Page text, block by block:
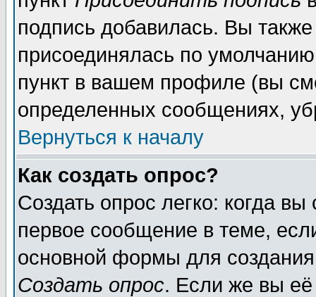
подпись добавилась. Вы
присоединялась по
пункт в вашем профиле (вы
определенных сообщениях,
Вернуться к началу
Как создать опрос?
Создать опрос легко: когда
первое сообщение в теме,
основной формы для
Создать опрос. Если же вы её